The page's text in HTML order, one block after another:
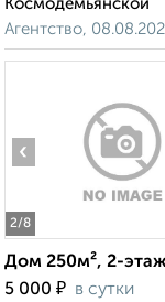
Космодемьянской
Агентство,
2/8
‹
Дом 250м², 2-
5 000 ₽ в сутки